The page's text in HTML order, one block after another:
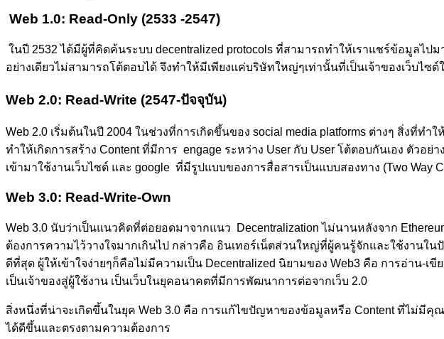
Web 1.0: Read-Only (2533 -2547)
ในปี 2532 ได้มีผู้ที่คิดค้นระบบ decentralized protocols ที่สามารถทำให้เราแชร์ข้อมูลไ
อย่างเดียวไม่สามารถโต้ตอบได้ จึงทำให้มีเพียงแค่บริษัทใหญ่ๆเท่านั้นที่เป็นเจ้าของเว็บไซต์
Web 2.0: Read-Write (2547-ปัจจุบัน)
Web 2.0 เริ่มต้นในปี 2004 ในช่วงที่การเกิดขึ้นของ social media platforms ต่างๆ สิ่ง
ทำให้เกิดการสร้าง Content ที่มีการ engage ระหว่าง User กับ User โต้ตอบกันเอง ตัวอ
เข้ามาใช้งานเว็บไซต์ และ google ที่มีรูปแบบของการสื่อสารเป็นแบบสองทาง (Two Way
Web 3.0: Read-Write-Own
Web 3.0 นับว่าเป็นแนวคิดที่ต่อยอดมาจากแนว Decentralization ไม่นานหลังจาก
ต้องการความไว้วางใจมากเกินไป กล่าวคือ อินเทอร์เน็ตส่วนใหญ่ที่ผู้คนรู้จักและใช้งาน
ดีที่สุด ผู้ให้เข้าใจง่ายๆก็คือไม่มีความเป็น Decentralized นิยามของ Web3 คือ การอ่าน-เ
เป็นเจ้าของสู่ผู้ใช้งาน เป็นเว็บในยุคอนาคตที่มีการพัฒนาการต่อจากเว็บ 2.0
สิ่งหนึ่งที่น่าจะเกิดขึ้นในยุค Web 3.0 คือ การแก้ไขปัญหาของข้อมูลหรือ Content ที่ไม่มีคุ
ได้ดีขึ้นและตรงตามความต้องการ